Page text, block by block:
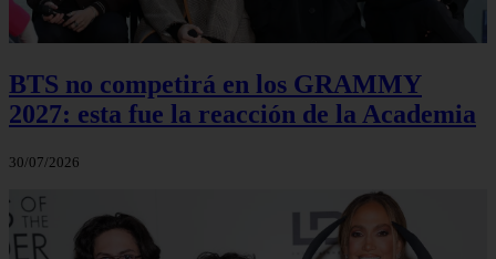
BTS no competirá en los GRAMMY
2027: esta fue la reacción de la Academia
30/07/2026